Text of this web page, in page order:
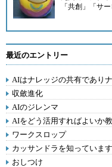
「共創」「サ
最近のエントリー
AIはナレッジの共有であり
収斂進化
AIのジレンマ
AIをどう活用すればよいか
ワークスロップ
カッサンドラを知っていま
おしつけ